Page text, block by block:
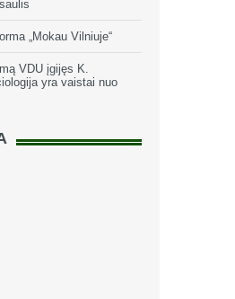
„Mokau Vilniuje“
VDU įgijęs K.
yra vaistai nuo